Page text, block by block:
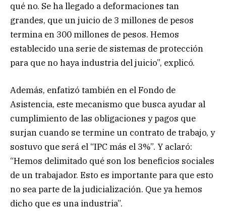
qué no. Se ha llegado a deformaciones tan
grandes, que un juicio de 3 millones de pesos
termina en 300 millones de pesos. Hemos
establecido una serie de sistemas de protección
para que no haya industria del juicio”, explicó.
Además, enfatizó también en el Fondo de
Asistencia, este mecanismo que busca ayudar al
cumplimiento de las obligaciones y pagos que
surjan cuando se termine un contrato de trabajo, y
sostuvo que será el “IPC más el 3%”. Y aclaró:
“Hemos delimitado qué son los beneficios sociales
de un trabajador. Esto es importante para que esto
no sea parte de la judicialización. Que ya hemos
dicho que es una industria”.